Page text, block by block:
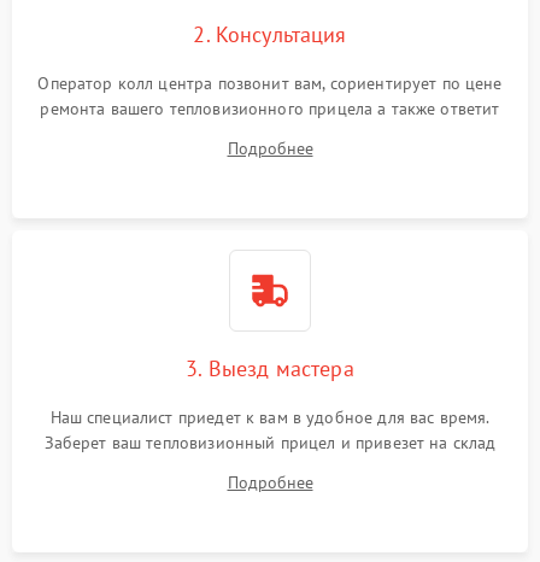
2. Консультация
Оператор колл центра позвонит вам, сориентирует по цене
ремонта вашего тепловизионного прицела а также ответит
Подробнее
3. Выезд мастера
Наш специалист приедет к вам в удобное для вас время.
Заберет ваш тепловизионный прицел и привезет на склад
Подробнее